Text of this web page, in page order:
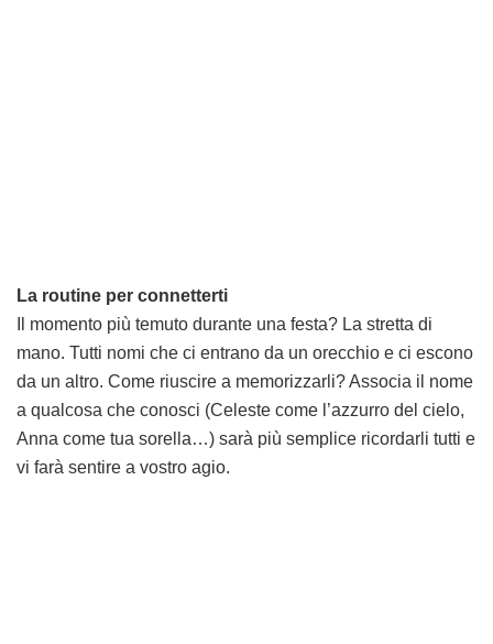
La routine per connetterti
Il momento più temuto durante una festa? La stretta di
mano. Tutti nomi che ci entrano da un orecchio e ci escono
da un altro. Come riuscire a memorizzarli? Associa il nome
a qualcosa che conosci (Celeste come l’azzurro del cielo,
Anna come tua sorella…) sarà più semplice ricordarli tutti e
vi farà sentire a vostro agio.